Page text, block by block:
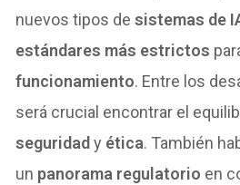
nuevos tipos desistemas de
estándares más estrictos
funcionamiento. Entre los
será crucial encontrar el
seguridad y ética. También
un panorama regulatorio en